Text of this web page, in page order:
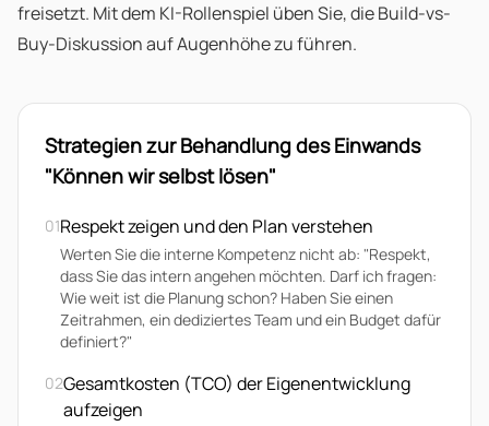
freisetzt. Mit dem KI-Rollenspiel üben Sie, die Build-vs-
Buy-Diskussion auf Augenhöhe zu führen.
Strategien zur Behandlung des Einwands
"Können wir selbst lösen"
01Respekt zeigen und den Plan verstehen
Werten Sie die interne Kompetenz nicht ab: "Respekt,
dass Sie das intern angehen möchten. Darf ich fragen:
Wie weit ist die Planung schon? Haben Sie einen
Zeitrahmen, ein dediziertes Team und ein Budget dafür
definiert?"
02Gesamtkosten (TCO) der Eigenentwicklung
aufzeigen